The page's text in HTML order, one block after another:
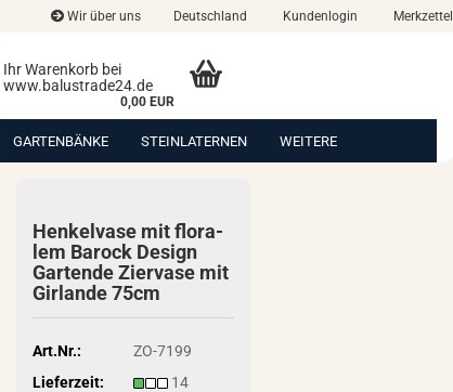
Wir über uns Deutschland Kundenlogin Merkzettel
Ihr Warenkorb bei
www.balustrade24.de
0,00 EUR
GARTENBÄNKE STEINLATERNEN WEITERE
Hen­kel­va­se mit flo­ra­
lem Ba­rock De­sign
Gar­ten­de Zier­va­se mit
Gir­lan­de 75cm
Art.Nr.:
ZO-7199
Lieferzeit:
14